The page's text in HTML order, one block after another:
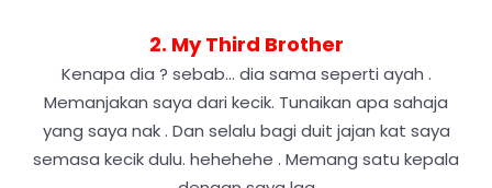
2. My Third Brother
Kenapa dia ? sebab... dia sama seperti ayah .
Memanjakan saya dari kecik. Tunaikan apa sahaja
yang saya nak . Dan selalu bagi duit jajan kat saya
semasa kecik dulu. hehehehe . Memang satu kepala